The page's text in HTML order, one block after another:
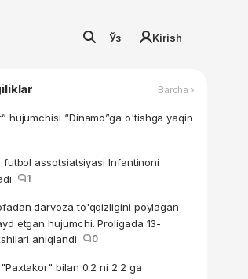
Ўз Kirish
Barcha ›
hujumchisi “Dinamo”ga o'tishga yaqin
futbol assotsiatsiyasi Infantinoni
1
darvoza to'qqizligini poylagan
etgan hujumchi. Proligada 13-
aniqlandi
0
bilan 0:2 ni 2:2 ga